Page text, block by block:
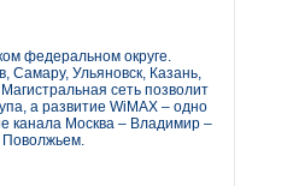
федеральном округе.
Самару, Ульяновск, Казань,
сеть позволит
а развитие WiMAX – одно
канала Москва – Владимир –
Поволжьем.